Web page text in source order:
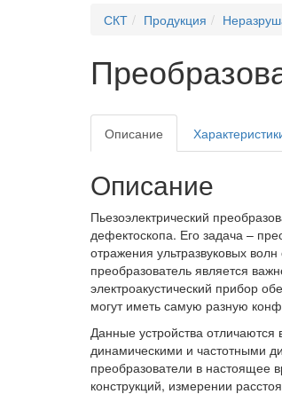
СКТ Продукция
Описание
Описание
Пьезоэлектрический
дефектоскопа. Его задача –
отражения ультразвуковых
преобразователь является
электроакустический прибор
могут иметь самую разную
Данные устройства отличаются
динамическими и частотными
преобразователи в настоящее
конструкций, измерении